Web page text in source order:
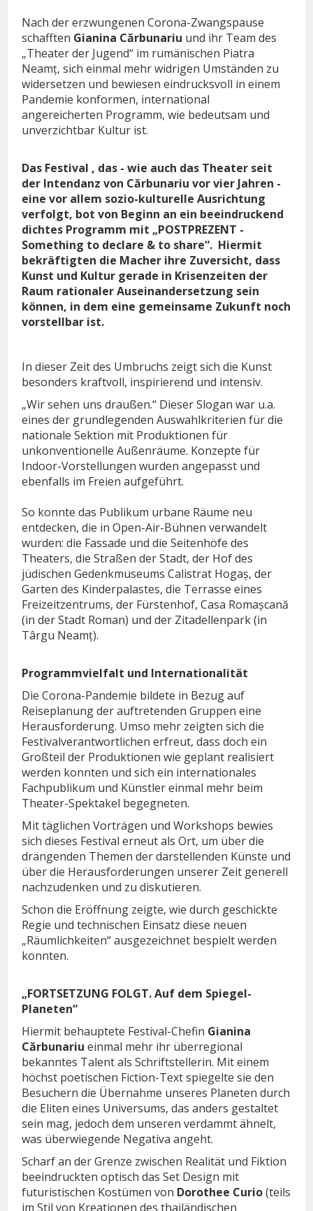
Nach der erzwungenen Corona-Zwangspause
schafften Gianina Cărbunariu und ihr Team des
„Theater der Jugend“ im rumänischen Piatra
Neamț, sich einmal mehr widrigen Umständen zu
widersetzen und bewiesen eindrucksvoll in einem
Pandemie konformen, international
angereicherten Programm, wie bedeutsam und
unverzichtbar Kultur ist.
Das Festival , das - wie auch das Theater seit
der Intendanz von Cărbunariu vor vier Jahren -
eine vor allem sozio-kulturelle Ausrichtung
verfolgt, bot von Beginn an ein beeindruckend
dichtes Programm mit „POSTPREZENT -
Something to declare & to share“. Hiermit
bekräftigten die Macher ihre Zuversicht, dass
Kunst und Kultur gerade in Krisenzeiten der
Raum rationaler Auseinandersetzung sein
können, in dem eine gemeinsame Zukunft noch
vorstellbar ist.
In dieser Zeit des Umbruchs zeigt sich die Kunst
besonders kraftvoll, inspirierend und intensiv.
„Wir sehen uns draußen.“ Dieser Slogan war u.a.
eines der grundlegenden Auswahlkriterien für die
nationale Sektion mit Produktionen für
unkonventionelle Außenräume. Konzepte für
Indoor-Vorstellungen wurden angepasst und
ebenfalls im Freien aufgeführt.
So konnte das Publikum urbane Räume neu
entdecken, die in Open-Air-Bühnen verwandelt
wurden: die Fassade und die Seitenhöfe des
Theaters, die Straßen der Stadt, der Hof des
jüdischen Gedenkmuseums Calistrat Hogaș, der
Garten des Kinderpalastes, die Terrasse eines
Freizeitzentrums, der Fürstenhof, Casa Romașcană
(in der Stadt Roman) und der Zitadellenpark (in
Târgu Neamț).
Programmvielfalt und Internationalität
Die Corona-Pandemie bildete in Bezug auf
Reiseplanung der auftretenden Gruppen eine
Herausforderung. Umso mehr zeigten sich die
Festivalverantwortlichen erfreut, dass doch ein
Großteil der Produktionen wie geplant realisiert
werden konnten und sich ein internationales
Fachpublikum und Künstler einmal mehr beim
Theater-Spektakel begegneten.
Mit täglichen Vorträgen und Workshops bewies
sich dieses Festival erneut als Ort, um über die
drängenden Themen der darstellenden Künste und
über die Herausforderungen unserer Zeit generell
nachzudenken und zu diskutieren.
Schon die Eröffnung zeigte, wie durch geschickte
Regie und technischen Einsatz diese neuen
„Räumlichkeiten“ ausgezeichnet bespielt werden
konnten.
„FORTSETZUNG FOLGT. Auf dem Spiegel-
Planeten“
Hiermit behauptete Festival-Chefin Gianina
Cărbunariu einmal mehr ihr überregional
bekanntes Talent als Schriftstellerin. Mit einem
höchst poetischen Fiction-Text spiegelte sie den
Besuchern die Übernahme unseres Planeten durch
die Eliten eines Universums, das anders gestaltet
sein mag, jedoch dem unseren verdammt ähnelt,
was überwiegende Negativa angeht.
Scharf an der Grenze zwischen Realität und Fiktion
beeindruckten optisch das Set Design mit
futuristischen Kostümen von Dorothee Curio(teils
im Stil von Kreationen des thailändischen